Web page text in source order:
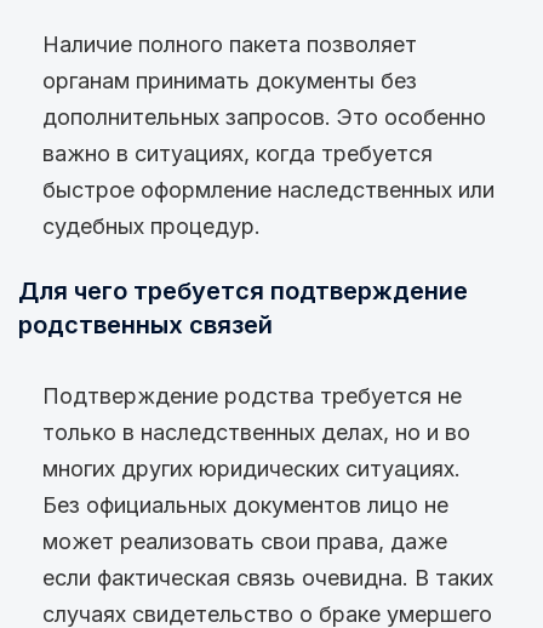
Наличие полного пакета позволяет
органам принимать документы без
дополнительных запросов. Это особенно
важно в ситуациях, когда требуется
быстрое оформление наследственных или
судебных процедур.
Для чего требуется подтверждение
родственных связей
Подтверждение родства требуется не
только в наследственных делах, но и во
многих других юридических ситуациях.
Без официальных документов лицо не
может реализовать свои права, даже
если фактическая связь очевидна. В таких
случаях свидетельство о браке умершего